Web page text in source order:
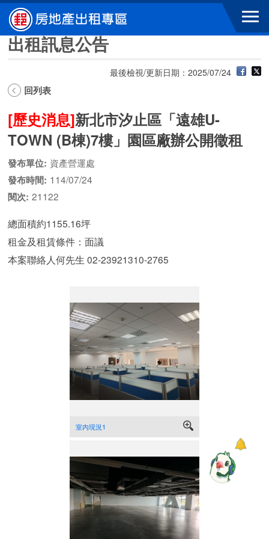
跳到主要內容區塊
出租訊息公告
最後檢視/更新日期：2025/07/24
回列表
[歷史消息]新北市汐止區「遠雄U-
TOWN (B棟)7樓」園區廠辦公開徵租
發布單位: 資產營運處
發布時間: 114/07/24
閱次: 21122
總面積約1155.16坪
租金及租賃條件：面議
本案聯絡人何先生 02-23921310-2765
室內現況1